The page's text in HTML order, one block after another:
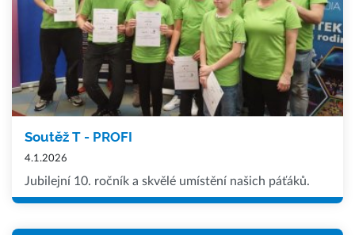
Soutěž T - PROFI
4.1.2026
Jubilejní 10. ročník a skvělé umístění našich páťáků.